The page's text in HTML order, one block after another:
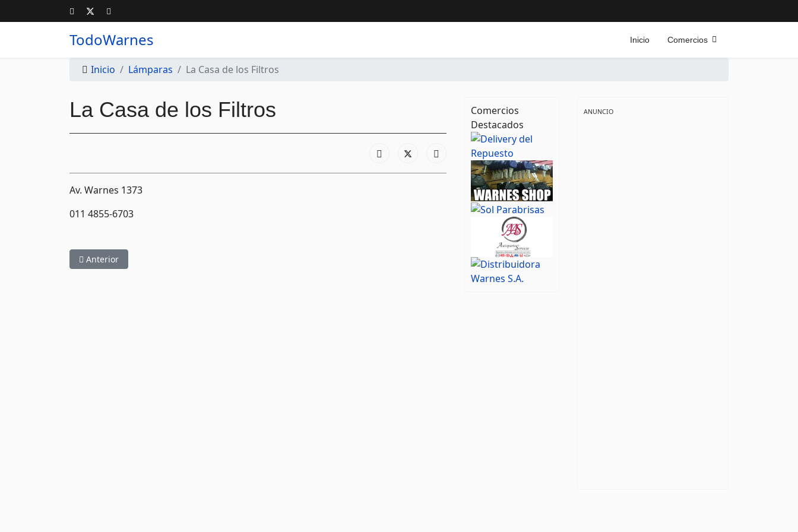
TodoWarnes Inicio Comercios
Inicio Lámparas La Casa de los Filtros
La Casa de los Filtros
Av. Warnes 1373
011 4855-6703
Artículo anterior: Macro
Anterior
Comercios
Destacados
ANUNCIO